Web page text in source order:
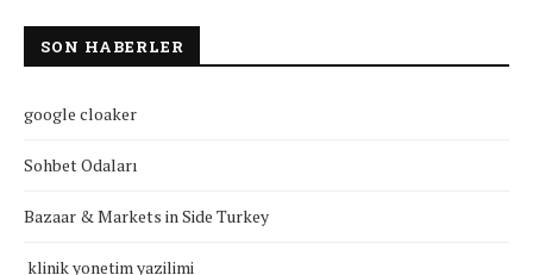
SON HABERLER
google cloaker
Sohbet Odaları
Bazaar & Markets in Side Turkey
klinik yonetim yazilimi